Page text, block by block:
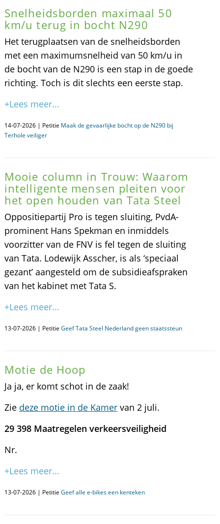
Snelheidsborden maximaal 50
km/u terug in bocht N290
Het terugplaatsen van de snelheidsborden
met een maximumsnelheid van 50 km/u in
de bocht van de N290 is een stap in de goede
richting. Toch is dit slechts een eerste stap.
+Lees meer...
14-07-2026 | Petitie Maak de gevaarlijke bocht op de N290 bij
Terhole veiliger
Mooie column in Trouw: Waarom
intelligente mensen pleiten voor
het open houden van Tata Steel
Oppositiepartij Pro is tegen sluiting, PvdA-
prominent Hans Spekman en inmiddels
voorzitter van de FNV is fel tegen de sluiting
van Tata. Lodewijk Asscher, is als ‘speciaal
gezant’ aangesteld om de subsidieafspraken
van het kabinet met Tata S.
+Lees meer...
13-07-2026 | Petitie Geef Tata Steel Nederland geen staatssteun
Motie de Hoop
Ja ja, er komt schot in de zaak!
Zie deze motie in de Kamervan 2 juli.
29 398 Maatregelen verkeersveiligheid
Nr.
+Lees meer...
13-07-2026 | Petitie Geef alle e-bikes een kenteken